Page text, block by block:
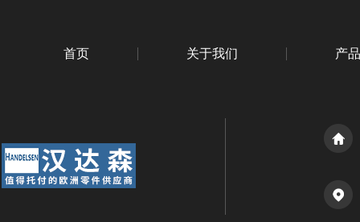
首页 关于我们 产